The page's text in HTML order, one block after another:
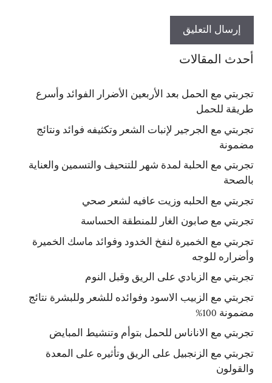
أحدث المقالات
تجربتي مع الحمل بعد الأربعين الأضرار الفوائد وأسرع
طريقة للحمل
تجربتي مع الجرجير لإنبات الشعر وتكثيفه فوائد ونتائج
مضمونة
تجربتي مع الحلبة لمدة شهر للتنحيف والتسمين والعناية
بالصحة
تجربتي مع الحلبه وزيت عافيه لشعر صحي
تجربتي مع صابون الغار للمنطقة الحساسة
تجربتي مع الخميرة لنفخ الخدود وفوائد ماسك الخميرة
وأضراره للوجه
تجربتي مع الزبادي على الريق وقبل النوم
تجربتي مع الزبيب الاسود وفوائده للشعر وللبشرة نتائج
مضمونة 100%
تجربتي مع الاناناس للحمل بتوأم وتنشيط المبايض
تجربتي مع الزنجبيل على الريق وتأثيره على المعدة
والقولون